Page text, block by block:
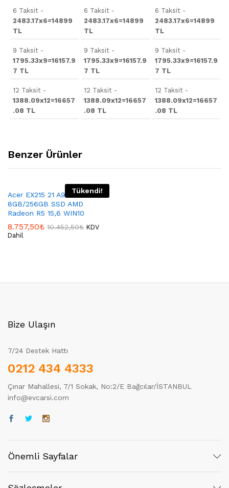
6 Taksit -
2483.17x6=14899
TL
9 Taksit -
1795.33x9=16157.9
7 TL
12 Taksit -
1388.09x12=16657
.08 TL
6 Taksit -
2483.17x6=14899
TL
9 Taksit -
1795.33x9=16157.9
7 TL
12 Taksit -
1388.09x12=16657
.08 TL
6 Taksit -
2483.17x6=14899
TL
9 Taksit -
1795.33x9=16157.9
7 TL
12 Taksit -
1388.09x12=16657
.08 TL
Benzer Ürünler
Tükendi!
Acer EX215 21 A9 9420
8GB/256GB SSD AMD
Radeon R5 15,6 WIN10
8.757,50₺ 10.452,50₺ KDV
Dahil
Bize Ulaşın
7/24 Destek Hattı
0212 434 4333
Çınar Mahallesi, 7/1 Sokak, No:2/E Bağcılar/İSTANBUL
info@evcarsi.com
Önemli Sayfalar